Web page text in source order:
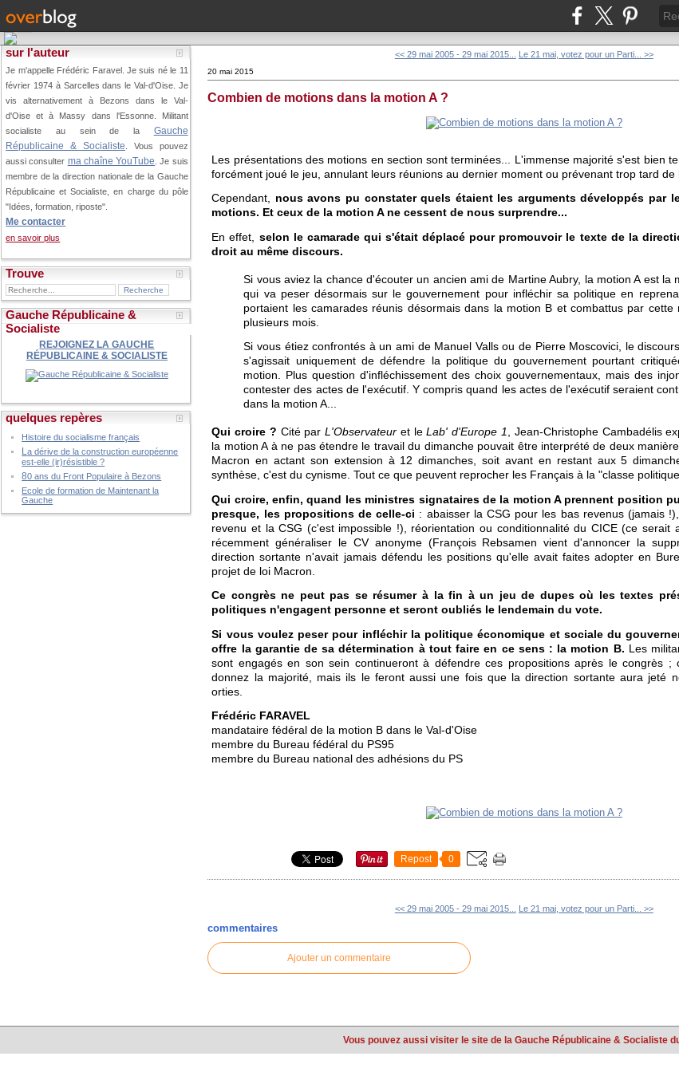
sur l'auteur
Je m'appelle Frédéric Faravel. Je suis né le 11
février 1974 à Sarcelles dans le Val-d'Oise. Je
vis alternativement à Bezons dans le Val-
d'Oise et à Massy dans l'Essonne. Militant
socialiste au sein de la Gauche
Républicaine & Socialiste . Vous pouvez
aussi consulter ma chaîne YouTube . Je suis
membre de la direction nationale de la Gauche
Républicaine et Socialiste, en charge du pôle
"Idées, formation, riposte".
Me contacter
en savoir plus
Trouve
Gauche Républicaine &
Socialiste
REJOIGNEZ LA GAUCHE
RÉPUBLICAINE & SOCIALISTE
quelques repères
Histoire du socialisme français
La dérive de la construction européenne
est-elle (ir)résistible ?
80 ans du Front Populaire à Bezons
Ecole de formation de Maintenant la
Gauche
<< 29 mai 2005 - 29 mai 2015... Le 21 mai, votez pour un Parti... >>
20 mai 2015
Combien de motions dans la motion A ?
Les présentations des motions en section sont terminées... L'immense majorité s'est bien
forcément joué le jeu, annulant leurs réunions au dernier moment ou prévenant trop tard de
Cependant, nous avons pu constater quels étaient les arguments développés par
motions. Et ceux de la motion A ne cessent de nous surprendre...
En effet,
selon le camarade qui s'était déplacé pour promouvoir le texte de la
droit au même discours.
Si vous aviez la chance d'écouter un ancien ami de Martine Aubry, la motion A est la
qui va peser désormais sur le gouvernement pour infléchir sa politique en
portaient les camarades réunis désormais dans la motion B et combattus par cette
plusieurs mois.
Si vous étiez confrontés à un ami de Manuel Valls ou de Pierre Moscovici, le
s'agissait uniquement de défendre la politique du gouvernement pourtant
motion. Plus question d'infléchissement des choix gouvernementaux, mais des
contester des actes de l'exécutif. Y compris quand les actes de l'exécutif seraient
dans la motion A...
Qui croire ? Cité parL'Observateur et leLab' d'Europe 1
, Jean-Christophe Cambadélis
la motion A à ne pas étendre le travail du dimanche pouvait être interprété de deux
Macron en actant son extension à 12 dimanches, soit avant en restant aux 5
synthèse, c'est du cynisme. Tout ce que peuvent reprocher les Français à la "classe
Qui croire, enfin, quand les ministres signataires de la motion A prennent position
presque, les propositions de celle-ci : abaisser la CSG pour les bas revenus (jamais
revenu et la CSG (c'est impossible !), réorientation ou conditionnalité du CICE (ce serait
récemment généraliser le CV anonyme (François Rebsamen vient d'annoncer la
direction sortante n'avait jamais défendu les positions qu'elle avait faites adopter en
projet de loi Macron.
Ce congrès ne peut pas se résumer à la fin à un jeu de dupes où les textes
politiques n'engagent personne et seront oubliés le lendemain du vote.
Si vous voulez peser pour infléchir la politique économique et sociale du
offre la garantie de sa détermination à tout faire en ce sens : la motion B. Les
sont engagés en son sein continueront à défendre ces propositions après le congrès
donnez la majorité, mais ils le feront aussi une fois que la direction sortante aura jeté
orties.
Frédéric FARAVEL
mandataire fédéral de la motion B dans le Val-d'Oise
membre du Bureau fédéral du PS95
membre du Bureau national des adhésions du PS
Repost 0
<< 29 mai 2005 - 29 mai 2015... Le 21 mai, votez pour un Parti... >>
commentaires
Ajouter un commentaire
Vous pouvez aussi visiter le site de la Gauche Républicaine & Socialiste